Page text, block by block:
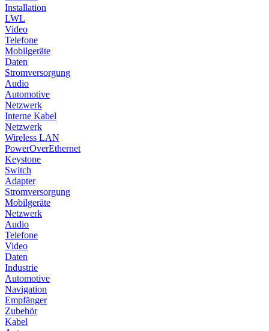
Installation
LWL
Video
Telefone
Mobilgeräte
Daten
Stromversorgung
Audio
Automotive
Netzwerk
Interne Kabel
Netzwerk
Wireless LAN
PowerOverEthernet
Keystone
Switch
Adapter
Stromversorgung
Mobilgeräte
Netzwerk
Audio
Telefone
Video
Daten
Industrie
Automotive
Navigation
Empfänger
Zubehör
Kabel